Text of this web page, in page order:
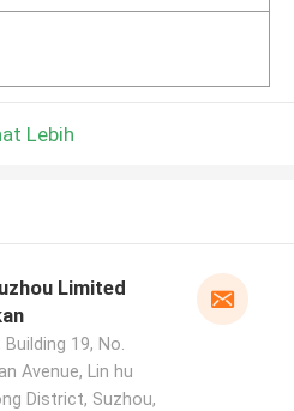
Lebih
Limited
19, No.
Avenue, Lin hu
District, Suzhou,